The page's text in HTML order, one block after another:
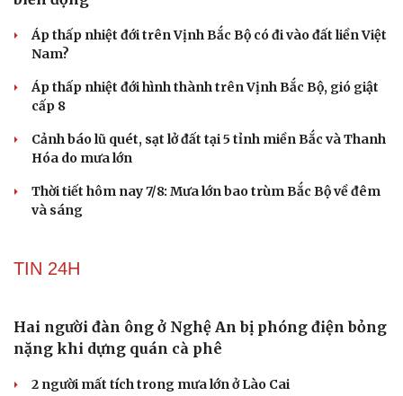
Kể chuyện cho bé
Vai trò của phẫu thuật chuyển hóa trong điều trị
béo phì
Chiết xuất đậu đen mang lại lợi ích gì cho sức khỏe, làn
da?
Tuổi 70 uống 5 loại thuốc mỗi ngày: Giá như chuẩn bị từ
tuổi 40
Tại sao cần cấm kinh doanh khí N2O (khí cười) ngoài
mục đích y tế?
sức khoẻ càng thăng hạng
Áp thấp nhiệt đới trên Biển Đông gây gió mạnh,
biển động